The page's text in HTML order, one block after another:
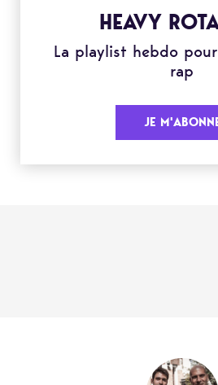
HEAVY
La playlist hebdo
rap
JE